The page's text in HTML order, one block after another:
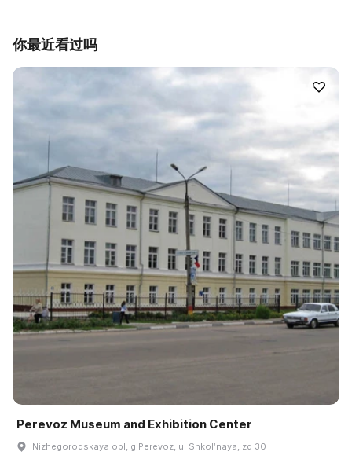
你最近看过吗
Perevoz Museum and Exhibition Center
Nizhegorodskaya obl, g Perevoz, ul Shkolʹnaya, zd 30